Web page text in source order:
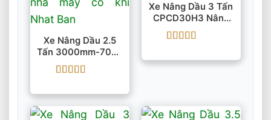
Xe Nâng Dầu 2.5
Tấn 3000mm-7000
Mm IMOW CPCD25
hạng55 sao
Xe Nâng Dầu 3 Tấn
CPCD30H3 Nâng
Cao 3000mm-
6000mm
hạng55 sao